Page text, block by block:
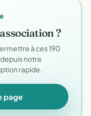
?
à ces 190
notre
rapide.
page